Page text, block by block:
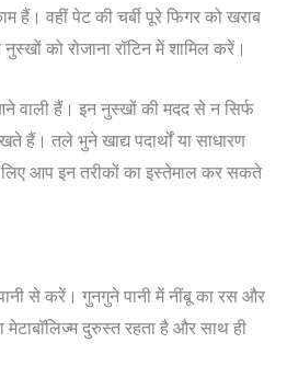
हैं। वहीं पेट की चर्बी पूरे फिगर को खराब
को रोजाना रॉटिन में शामिल करें।
हैं। इन नुस्‍खों की मदद से न सिर्फ
हैं। तले भुने खाद्य पदार्थों या साधारण
आप इन तरीकों का इस्तेमाल कर सकते
से करें। गुनगुने पानी में नींबू का रस और
दुरुस्‍त रहता है और साथ ही